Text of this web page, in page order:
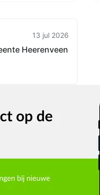
13 jul 2026
Heerenveen